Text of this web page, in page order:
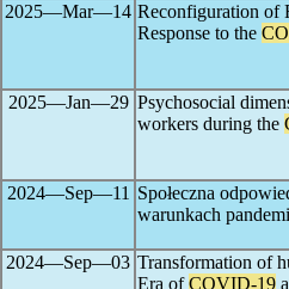
2025―Mar―14 Reconfiguration of
Response to the
2025―Jan―29 Psychosocial
workers during the
2024―Sep―11 Społeczna
warunkach
2024―Sep―03 Transformation of
Era ofCOVID-19